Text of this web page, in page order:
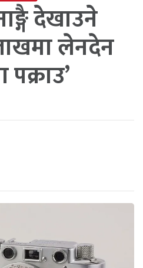
देखाउने
लेनदेन